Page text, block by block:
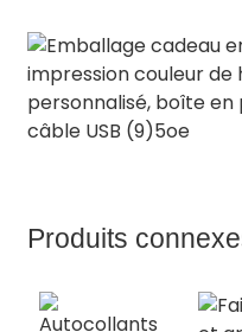
Produits